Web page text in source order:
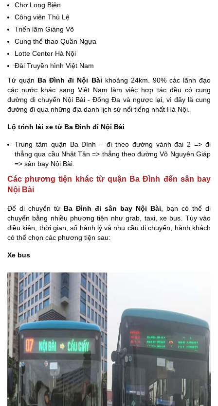
Chợ Long Biên
Công viên Thủ Lệ
Triển lãm Giảng Võ
Cung thể thao Quần Ngựa
Lotte Center Hà Nội
Đài Truyền hình Việt Nam
Từ quận Ba Đình đi Nội Bài khoảng 24km. 90% các lãnh đạo
các nước khác sang Việt Nam làm việc hợp tác đều có cung
đường di chuyển Nội Bài - Đống Đa và ngược lại, vì đây là cung
đường đi qua những địa danh lịch sử nổi tiếng nhất Hà Nội.
Lộ trình lái xe từ Ba Đình đi Nội Bài
Trung tâm quận Ba Đình – đi theo đường vành đai 2 => đi
thẳng qua cầu Nhật Tân => thẳng theo đường Võ Nguyên Giáp
=> sân bay Nội Bài.
Các phương tiện khác từ quận Ba Đình đến sân bay
Nội Bài
Để di chuyển từ Ba Đình đi sân bay Nội Bài , bạn có thể di
chuyển bằng nhiều phương tiện như grab, taxi, xe bus. Tùy vào
điều kiện, thời gian, số hành lý và nhu cầu di chuyển, hành khách
có thể chọn các phương tiện sau:
Xe bus